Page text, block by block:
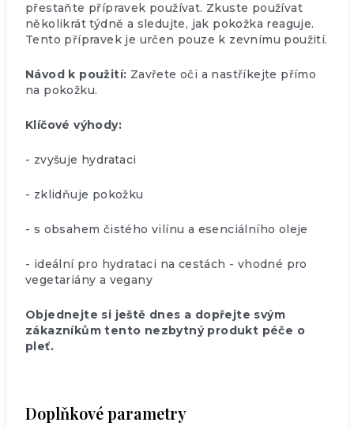
přestaňte přípravek používat. Zkuste používat
několikrát týdně a sledujte, jak pokožka reaguje.
Tento přípravek je určen pouze k zevnímu použití.
Návod k použití: Zavřete oči a nastříkejte přímo
na pokožku.
Klíčové výhody:
- zvyšuje hydrataci
- zklidňuje pokožku
- s obsahem čistého vilínu a esenciálního oleje
- ideální pro hydrataci na cestách - vhodné pro
vegetariány a vegany
Objednejte si ještě dnes a dopřejte svým
zákazníkům tento nezbytný produkt péče o
pleť.
Doplňkové parametry